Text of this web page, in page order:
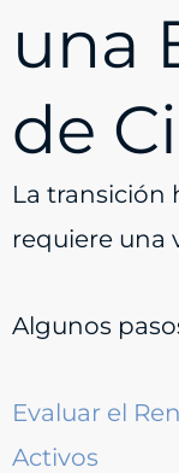
una
de
La transición
requiere una
Algunos
Evaluar el
Activos